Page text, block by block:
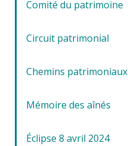
Comité du patrimoine
Circuit patrimonial
Chemins patrimoniaux
Mémoire des aînés
Éclipse 8 avril 2024